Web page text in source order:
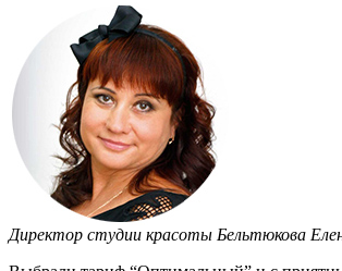
Директор студии красоты Бельтюкова